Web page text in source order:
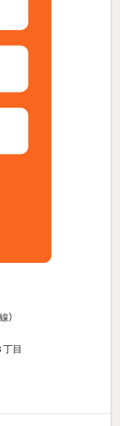
）
丁目